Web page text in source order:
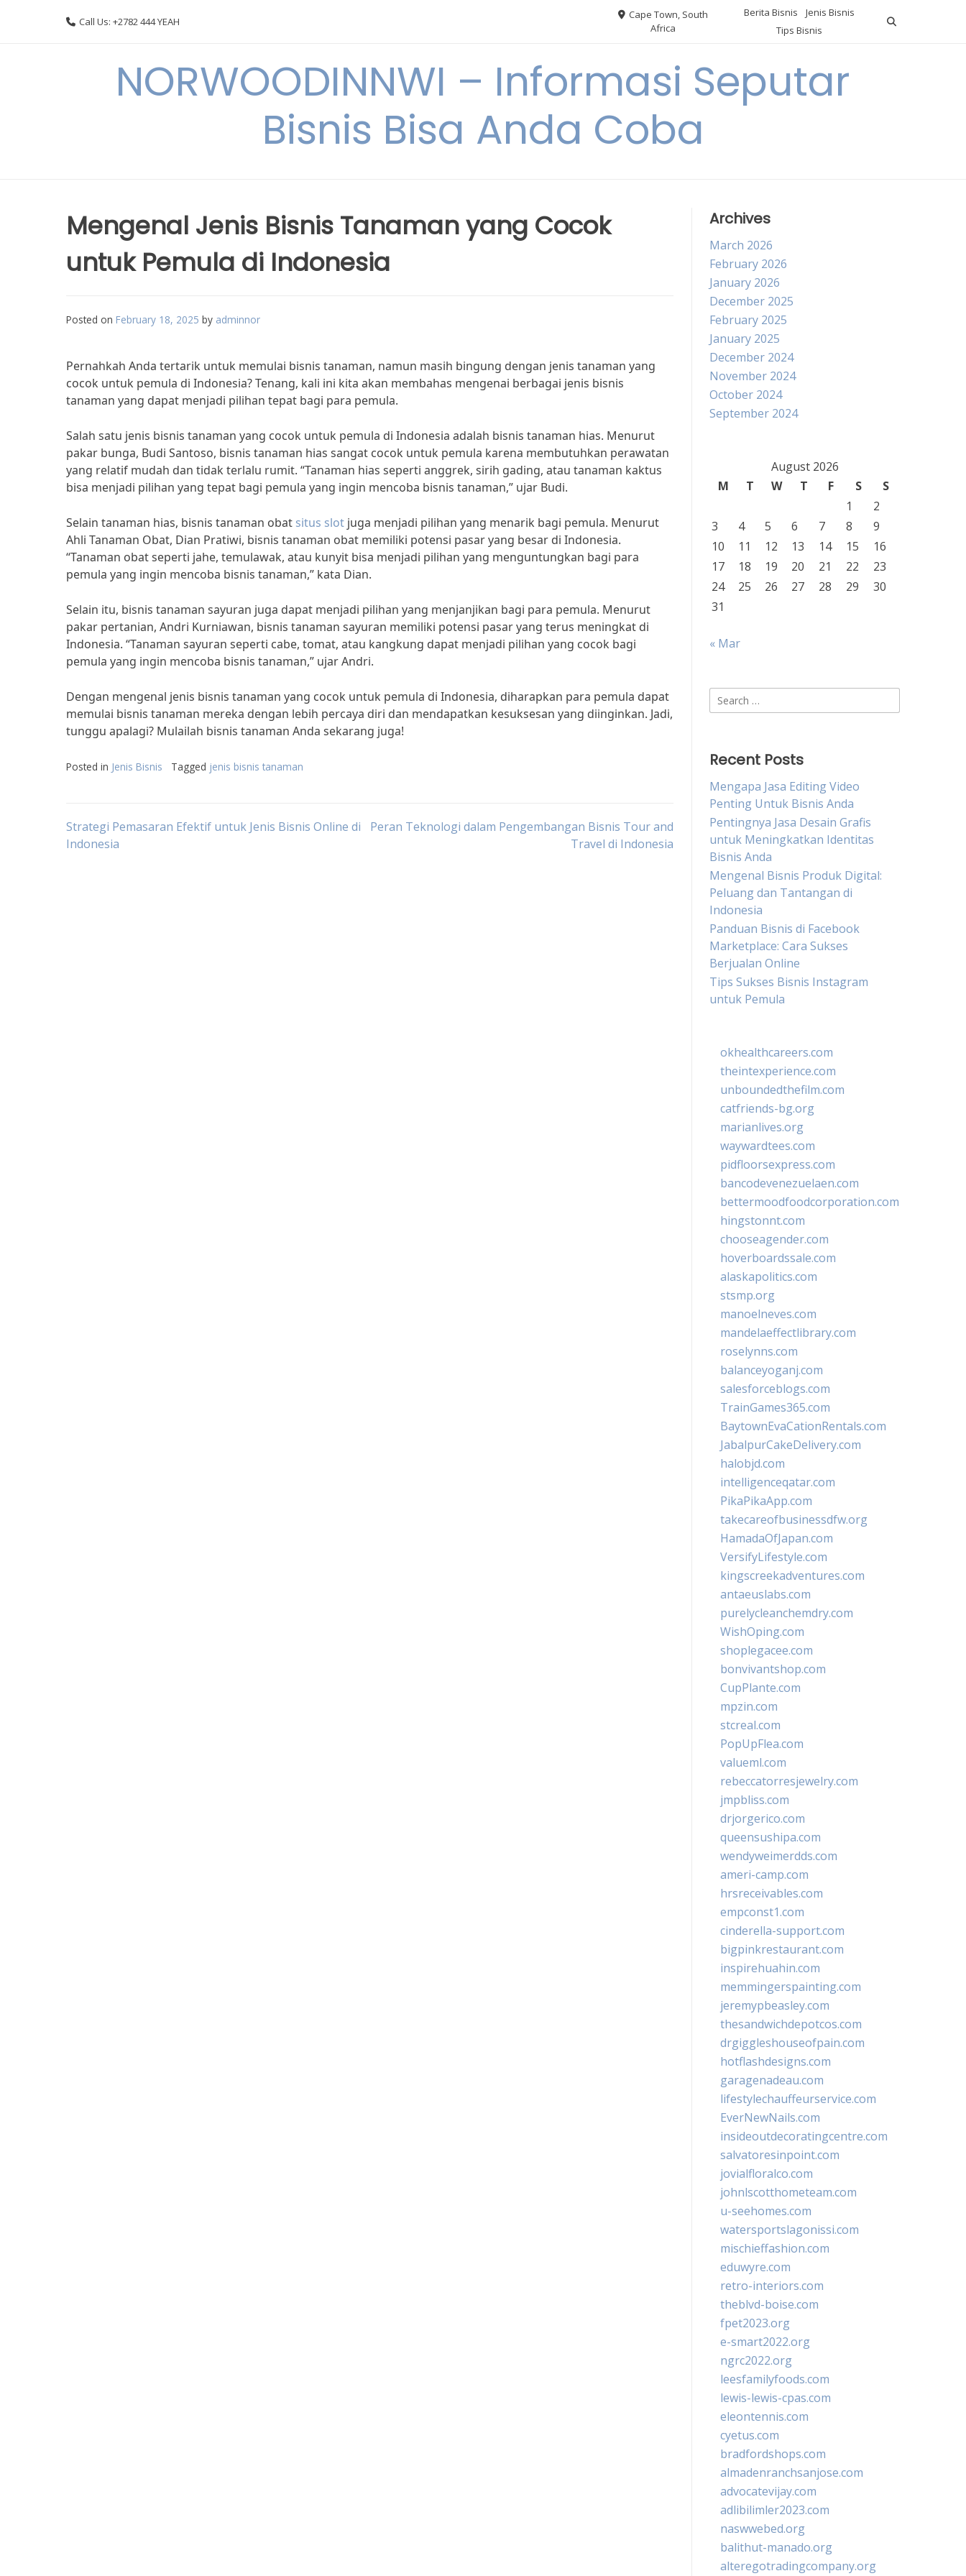
Call Us: +2782 444 YEAH
Cape Town, South
Africa
Berita Bisnis
Jenis Bisnis
Tips Bisnis
NORWOODINNWI – Informasi Seputar
Bisnis Bisa Anda Coba
Mengenal Jenis Bisnis Tanaman yang Cocok
untuk Pemula di Indonesia
Posted on February 18, 2025 by adminnor
Pernahkah Anda tertarik untuk memulai bisnis tanaman, namun masih bingung dengan jenis tanaman yang
cocok untuk pemula di Indonesia? Tenang, kali ini kita akan membahas mengenai berbagai jenis bisnis
tanaman yang dapat menjadi pilihan tepat bagi para pemula.
Salah satu jenis bisnis tanaman yang cocok untuk pemula di Indonesia adalah bisnis tanaman hias. Menurut
pakar bunga, Budi Santoso, bisnis tanaman hias sangat cocok untuk pemula karena membutuhkan perawatan
yang relatif mudah dan tidak terlalu rumit. “Tanaman hias seperti anggrek, sirih gading, atau tanaman kaktus
bisa menjadi pilihan yang tepat bagi pemula yang ingin mencoba bisnis tanaman,” ujar Budi.
Selain tanaman hias, bisnis tanaman obat situs slot juga menjadi pilihan yang menarik bagi pemula. Menurut
Ahli Tanaman Obat, Dian Pratiwi, bisnis tanaman obat memiliki potensi pasar yang besar di Indonesia.
“Tanaman obat seperti jahe, temulawak, atau kunyit bisa menjadi pilihan yang menguntungkan bagi para
pemula yang ingin mencoba bisnis tanaman,” kata Dian.
Selain itu, bisnis tanaman sayuran juga dapat menjadi pilihan yang menjanjikan bagi para pemula. Menurut
pakar pertanian, Andri Kurniawan, bisnis tanaman sayuran memiliki potensi pasar yang terus meningkat di
Indonesia. “Tanaman sayuran seperti cabe, tomat, atau kangkung dapat menjadi pilihan yang cocok bagi
pemula yang ingin mencoba bisnis tanaman,” ujar Andri.
Dengan mengenal jenis bisnis tanaman yang cocok untuk pemula di Indonesia, diharapkan para pemula dapat
memulai bisnis tanaman mereka dengan lebih percaya diri dan mendapatkan kesuksesan yang diinginkan. Jadi,
tunggu apalagi? Mulailah bisnis tanaman Anda sekarang juga!
Posted in Jenis Bisnis Tagged jenis bisnis tanaman
Post
Strategi Pemasaran Efektif untuk Jenis Bisnis Online di
Indonesia
Peran Teknologi dalam Pengembangan Bisnis Tour and
Travel di Indonesia
Archives
March 2026
February 2026
January 2026
December 2025
February 2025
January 2025
December 2024
November 2024
October 2024
September 2024
August 2026
M
T W T F S
S
1
2
3
4 5 6 7 8
9
10
11 12 13 14 15
16
17
18 19 20 21 22
23
24
25 26 27 28 29
30
31
« Mar
Search
for:
Recent Posts
Mengapa Jasa Editing Video
Penting Untuk Bisnis Anda
Pentingnya Jasa Desain Grafis
untuk Meningkatkan Identitas
Bisnis Anda
Mengenal Bisnis Produk Digital:
Peluang dan Tantangan di
Indonesia
Panduan Bisnis di Facebook
Marketplace: Cara Sukses
Berjualan Online
Tips Sukses Bisnis Instagram
untuk Pemula
okhealthcareers.com
theintexperience.com
unboundedthefilm.com
catfriends-bg.org
marianlives.org
waywardtees.com
pidfloorsexpress.com
bancodevenezuelaen.com
bettermoodfoodcorporation.com
hingstonnt.com
chooseagender.com
hoverboardssale.com
alaskapolitics.com
stsmp.org
manoelneves.com
mandelaeffectlibrary.com
roselynns.com
balanceyoganj.com
salesforceblogs.com
TrainGames365.com
BaytownEvaCationRentals.com
JabalpurCakeDelivery.com
halobjd.com
intelligenceqatar.com
PikaPikaApp.com
takecareofbusinessdfw.org
HamadaOfJapan.com
VersifyLifestyle.com
kingscreekadventures.com
antaeuslabs.com
purelycleanchemdry.com
WishOping.com
shoplegacee.com
bonvivantshop.com
CupPlante.com
mpzin.com
stcreal.com
PopUpFlea.com
valueml.com
rebeccatorresjewelry.com
jmpbliss.com
drjorgerico.com
queensushipa.com
wendyweimerdds.com
ameri-camp.com
hrsreceivables.com
empconst1.com
cinderella-support.com
bigpinkrestaurant.com
inspirehuahin.com
memmingerspainting.com
jeremypbeasley.com
thesandwichdepotcos.com
drgiggleshouseofpain.com
hotflashdesigns.com
garagenadeau.com
lifestylechauffeurservice.com
EverNewNails.com
insideoutdecoratingcentre.com
salvatoresinpoint.com
jovialfloralco.com
johnlscotthometeam.com
u-seehomes.com
watersportslagonissi.com
mischieffashion.com
eduwyre.com
retro-interiors.com
theblvd-boise.com
fpet2023.org
e-smart2022.org
ngrc2022.org
leesfamilyfoods.com
lewis-lewis-cpas.com
eleontennis.com
cyetus.com
bradfordshops.com
almadenranchsanjose.com
advocatevijay.com
adlibilimler2023.com
naswwebed.org
balithut-manado.org
alteregotradingcompany.org